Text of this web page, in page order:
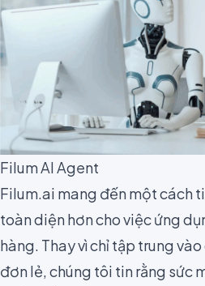
Filum AI Agent
Filum.ai mang đến một cách
toàn diện hơn cho việc ứng
hàng. Thay vì chỉ tập trung
đơn lẻ, chúng tôi tin rằng sức